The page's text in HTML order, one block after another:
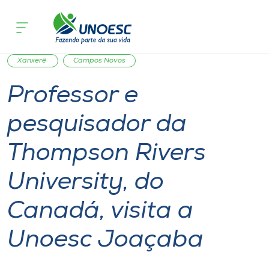
Cursos
Onde estamos
Pesquisa
Atendimento ao Estudante
Portal de Ensino
A
International
Xanxerê
Campos Novos
Professor e
pesquisador da
Thompson Rivers
University, do
Canadá, visita a
Unoesc Joaçaba